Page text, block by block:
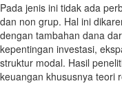
Pada jenis ini tidak ada
dan non grup. Hal ini
dengan tambahan dana
kepentingan investasi,
struktur modal. Hasil
keuangan khususnya teori